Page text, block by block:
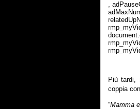
,
Più tardi,
coppia
“Mamma